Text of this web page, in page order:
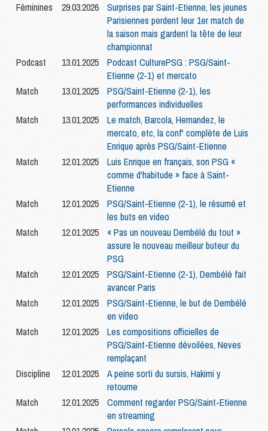
Féminines 29.03.2026
Surprises par Saint-Etienne, les jeunes
Parisiennes perdent leur 1er match de
la saison mais gardent la tête de leur
championnat
Podcast
13.01.2025
Podcast CulturePSG : PSG/Saint-
Etienne (2-1) et mercato
Match
13.01.2025
PSG/Saint-Etienne (2-1), les
performances individuelles
Match
13.01.2025
Le match, Barcola, Hernandez, le
mercato, etc, la conf' complète de Luis
Enrique après PSG/Saint-Etienne
Match
12.01.2025
Luis Enrique en français, son PSG «
comme d'habitude » face à Saint-
Etienne
Match
12.01.2025
PSG/Saint-Etienne (2-1), le résumé et
les buts en video
Match
12.01.2025
« Pas un nouveau Dembélé du tout »
assure le nouveau meilleur buteur du
PSG
Match
12.01.2025
PSG/Saint-Etienne (2-1), Dembélé fait
avancer Paris
Match
12.01.2025
PSG/Saint-Etienne, le but de Dembélé
en video
Match
12.01.2025
Les compositions officielles de
PSG/Saint-Etienne dévoilées, Neves
remplaçant
Discipline
12.01.2025
A peine sorti du sursis, Hakimi y
retourne
Match
12.01.2025
Comment regarder PSG/Saint-Etienne
en streaming